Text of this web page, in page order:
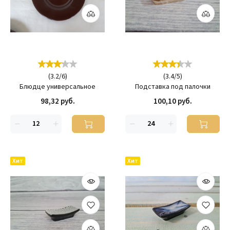
(3.2/6)
Блюдце универсальное
98,32 руб.
(3.4/5)
Подставка под палочки
100,10 руб.
Хит Хит